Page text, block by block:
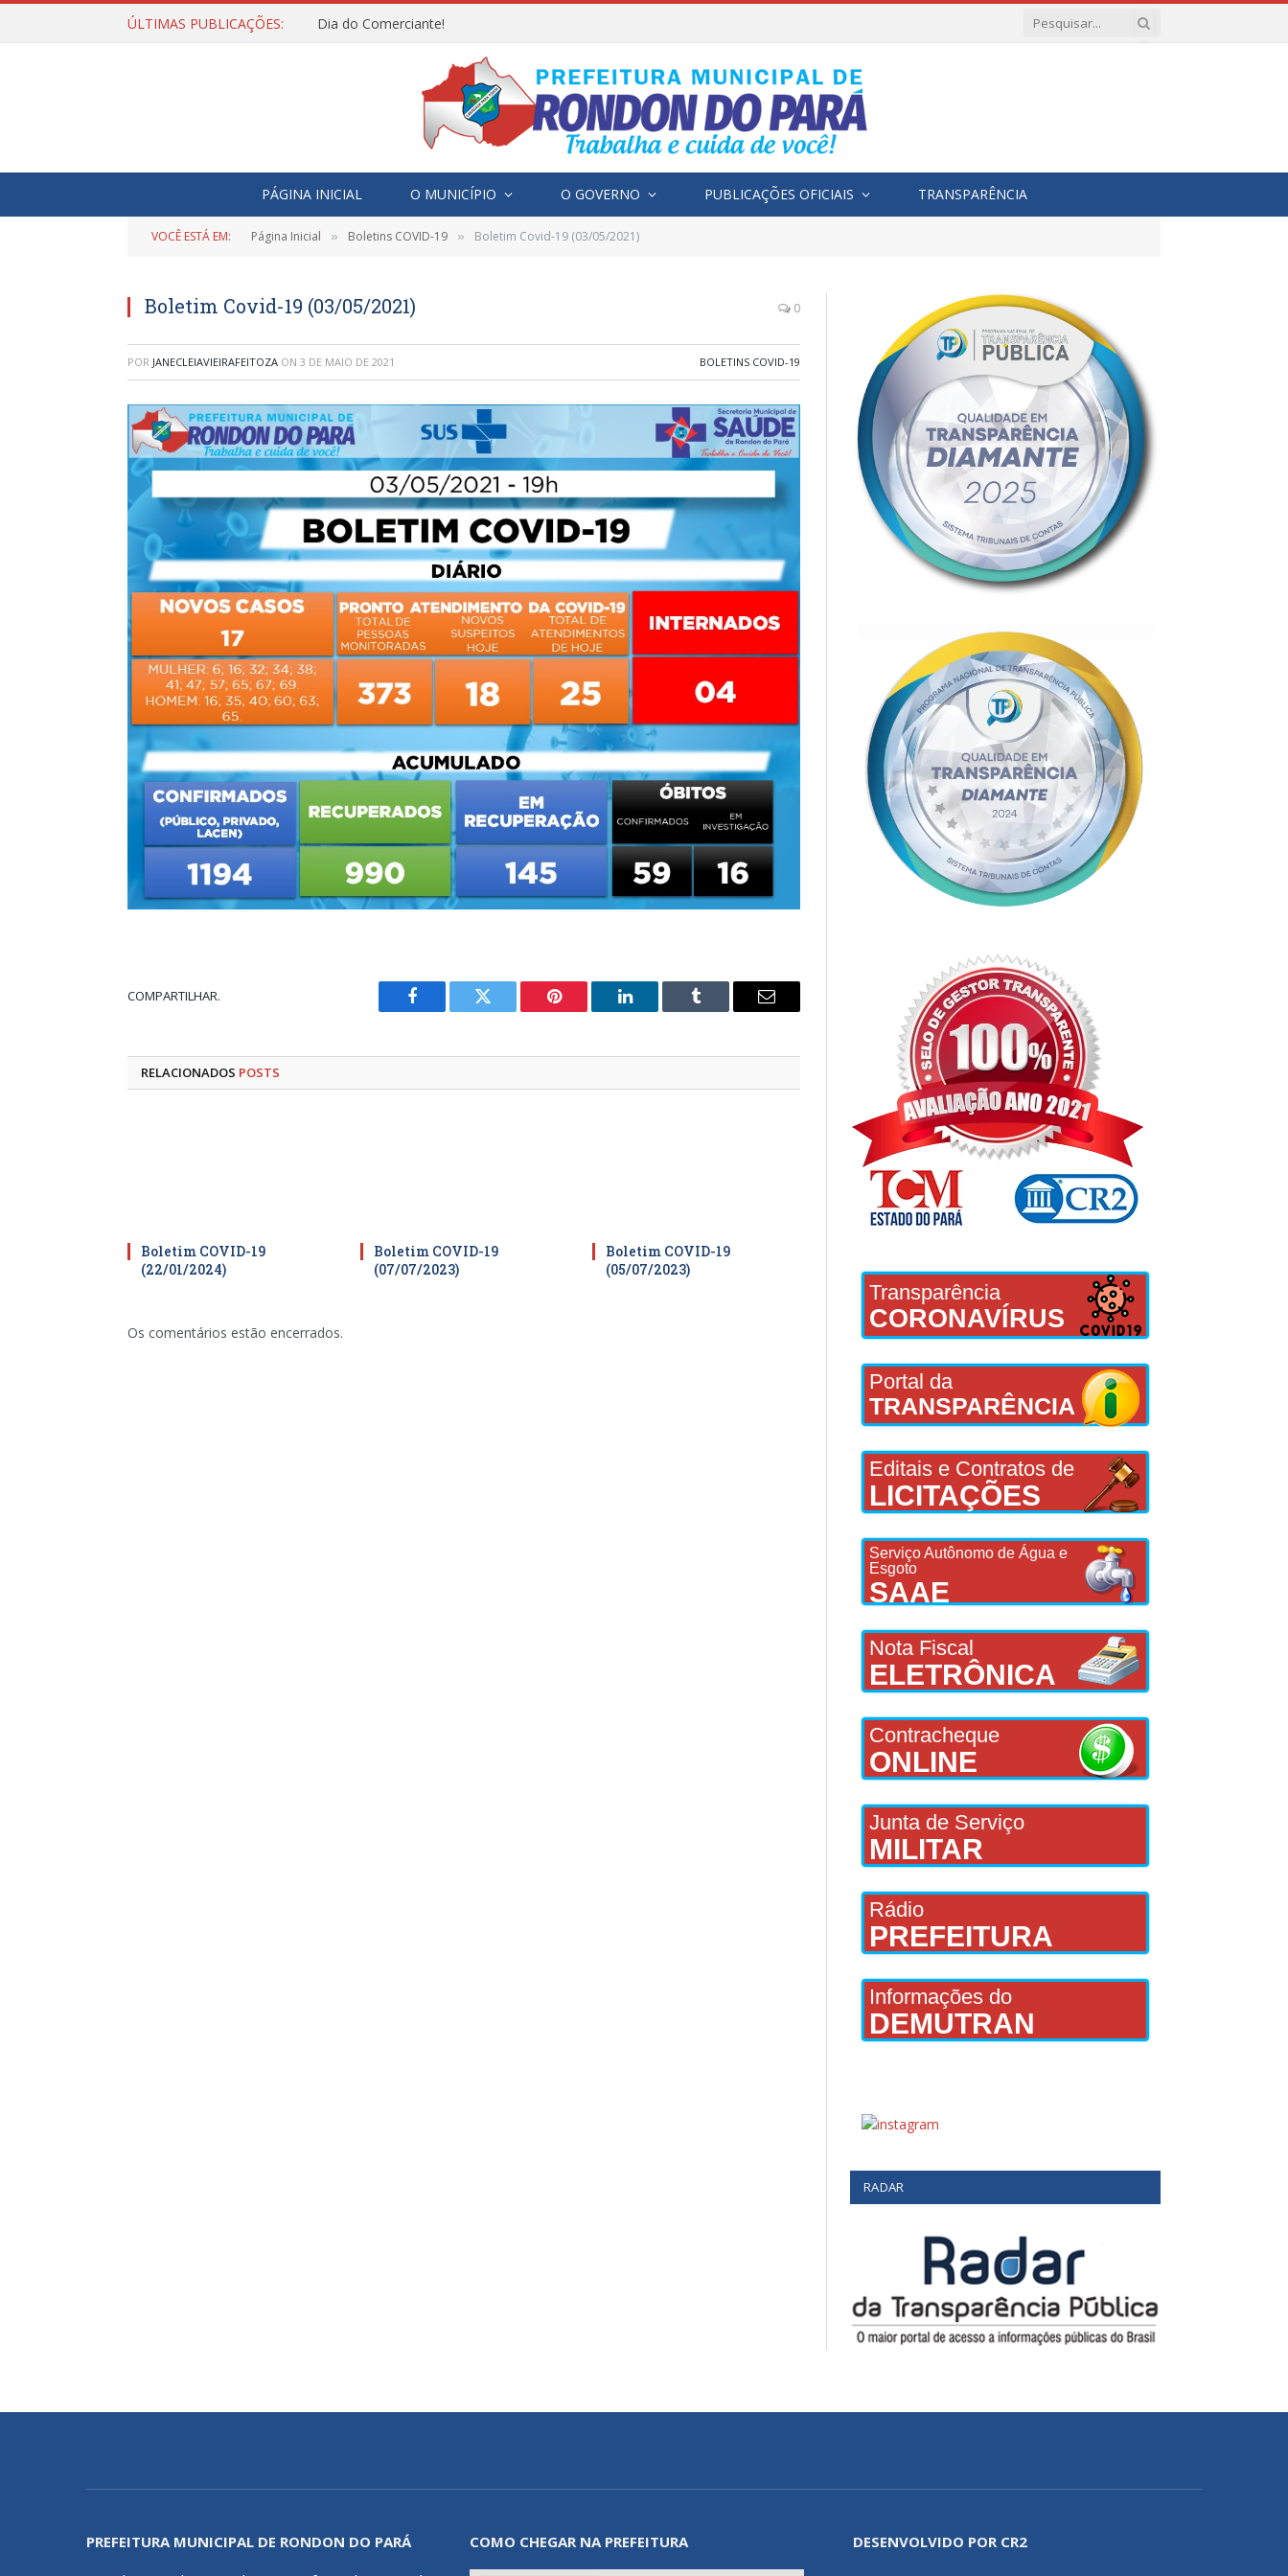
ÚLTIMAS PUBLICAÇÕES: Dia do Comerciante!
PÁGINA INICIAL O MUNICÍPIO O GOVERNO PUBLICAÇÕES OFICIAIS TRANSPARÊNCIA
VOCÊ ESTÁ EM: Página Inicial » Boletins COVID-19 » Boletim Covid-19 (03/05/2021)
Boletim Covid-19 (03/05/2021) 0
POR JANECLEIAVIEIRAFEITOZA ON 3 DE MAIO DE 2021 BOLETINS COVID-19
COMPARTILHAR.
Facebook Twitter Pinterest LinkedIn Tumblr
E-
RELACIONADOS POSTS
Boletim COVID-19
(22/01/2024)
Boletim COVID-19
(07/07/2023)
Boletim COVID-19
(05/07/2023)
Os comentários estão encerrados.
Transparência
CORONAVÍRUS
Portal da
TRANSPARÊNCIA
Editais e Contratos de
LICITAÇÕES
Serviço Autônomo de Água e
Esgoto
SAAE
Nota Fiscal
ELETRÔNICA
Contracheque
ONLINE
Junta de Serviço
MILITAR
Rádio
PREFEITURA
Informações do
DEMUTRAN
RADAR
PREFEITURA MUNICIPAL DE RONDON DO PARÁ
COMO CHEGAR NA PREFEITURA DESENVOLVIDO POR CR2